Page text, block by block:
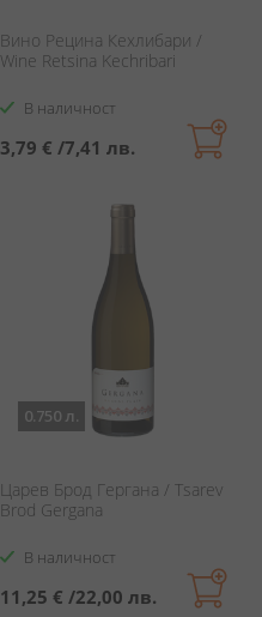
Вино Рецина Кехлибари /
Wine Retsina Kechribari
В наличност
3,79 € /7,41 лв.
0.750 л.
Царев Брод Гергана / Tsarev
Brod Gergana
В наличност
11,25 € /22,00 лв.